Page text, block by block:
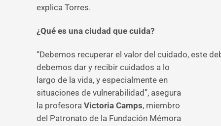
explica Torres.
¿Qué es una ciudad que cuida?
“Debemos recuperar el valor del cuidado, este
debemos dar y recibir cuidados a lo
largo de la vida, y especialmente en
situaciones de vulnerabilidad”, asegura
la profesora Victoria Camps, miembro
del Patronato de la Fundación Mémora